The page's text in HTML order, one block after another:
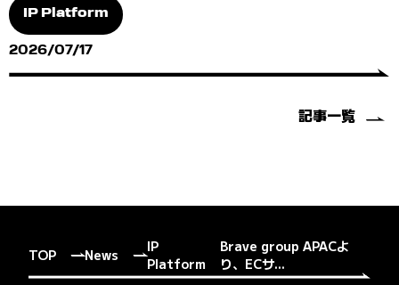
IP Platform
2026/07/17
記事一覧
TOP News
IP
Platform
Brave group APACよ
り、ECサ...